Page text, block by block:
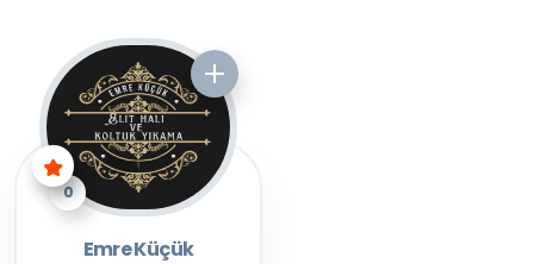
0
Emre Küçük